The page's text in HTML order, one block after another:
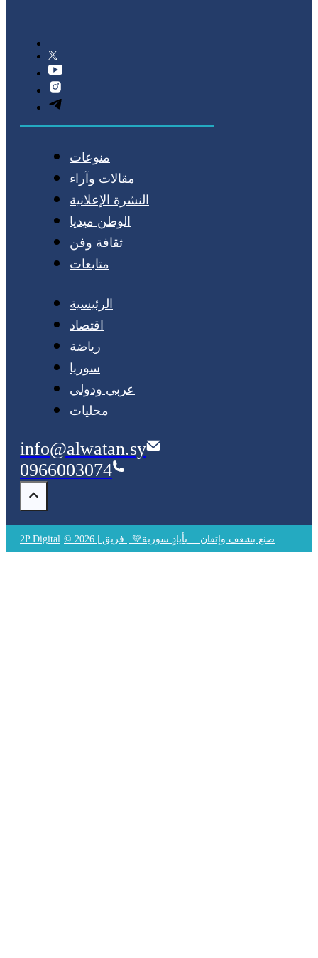
منوعات
مقالات وآراء
النشرة الإعلانية
الوطن ميديا
ثقافة وفن
متابعات
الرئيسية
اقتصاد
رياضة
سوريا
عربي ودولي
محليات
info@alwatan.sy
0966003074
2P Digital © 2026 | صنع بشغف وإتقان… بأيادٍ سورية💚 | فريق